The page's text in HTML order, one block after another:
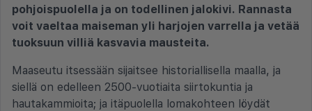
pohjoispuolella ja on todellinen jalokivi. Rannasta
voit vaeltaa maiseman yli harjojen varrella ja vetää
tuoksuun villiä kasvavia mausteita.
Maaseutu itsessään sijaitsee historiallisella maalla, ja
siellä on edelleen 2500-vuotiaita siirtokuntia ja
hautakammioita; ja itäpuolella lomakohteen löydät